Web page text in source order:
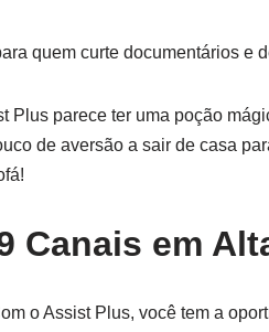
quem curte documentários e
Plus parece ter uma poção
de aversão a sair de casa
Canais em
o Assist Plus, você tem a